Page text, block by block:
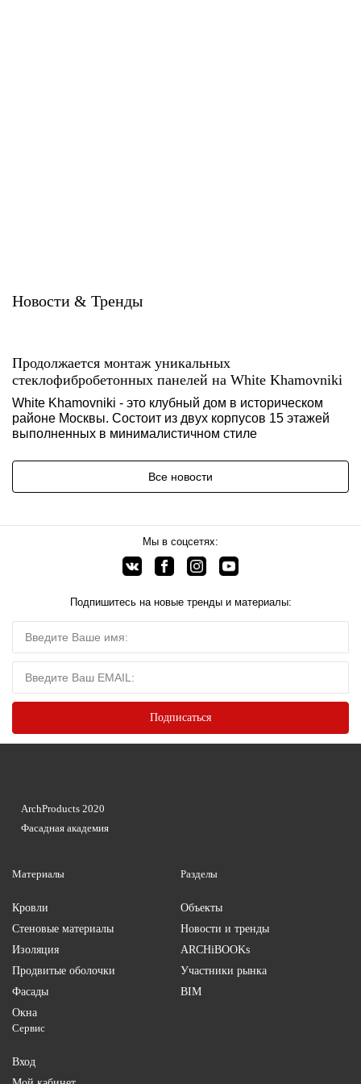
Новости & Тренды
Продолжается монтаж уникальных
стеклофибробетонных панелей на White Khamovniki
White Khamovniki - это клубный дом в историческом
районе Москвы. Состоит из двух корпусов 15 этажей
выполненных в минималистичном стиле
Все новости
Мы в соцсетях:
Подпишитесь на новые тренды и материалы:
Материалы
Кровли
Стеновые материалы
Изоляция
Продвитые оболочки
Фасады
Окна
Разделы
Объекты
Новости и тренды
ARCHiBOOKs
Участники рынка
BIM
Сервис
Вход
ArchProducts 2020
Фасадная академия